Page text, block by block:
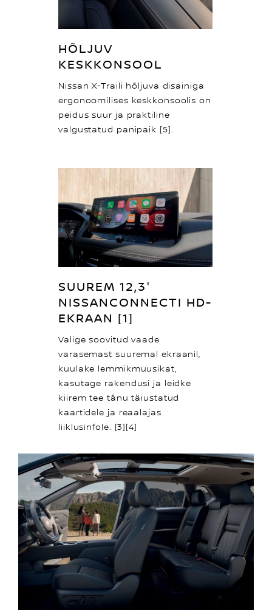
HÕLJUV
KESKKONSOOL
Nissan X-Traili hõljuva disainiga
ergonoomilises keskkonsoolis on
peidus suur ja praktiline
valgustatud panipaik [5].
SUUREM 12,3″
NISSANCONNECTI HD-
EKRAAN [1]
Valige soovitud vaade
varasemast suuremal ekraanil,
kuulake lemmikmuusikat,
kasutage rakendusi ja leidke
kiirem tee tänu täiustatud
kaartidele ja reaalajas
liiklusinfole. [3][4]